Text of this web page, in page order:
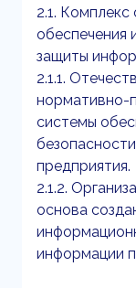
2.1. Комплекс
обеспечения
защиты
2.1.1.
нормативно-
системы
предприятия.
2.1.2.
основа
информации